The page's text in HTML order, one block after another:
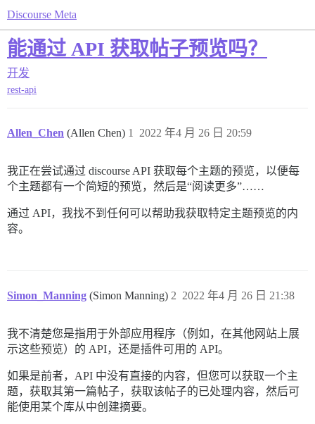
Discourse Meta
能通过 API 获取帖子预览吗？
开发
rest-api
Allen_Chen (Allen Chen) 2022 年4 月 26 日 20:59
1
我正在尝试通过 discourse API 获取每个主题的预览，以便每
个主题都有一个简短的预览，然后是“阅读更多”……
通过 API，我找不到任何可以帮助我获取特定主题预览的内
容。
Simon_Manning (Simon Manning) 2022 年4 月 26 日 21:38
2
我不清楚您是指用于外部应用程序（例如，在其他网站上展
示这些预览）的 API，还是插件可用的 API。
如果是前者，API 中没有直接的内容，但您可以获取一个主
题，获取其第一篇帖子，获取该帖子的已处理内容，然后可
能使用某个库从中创建摘要。